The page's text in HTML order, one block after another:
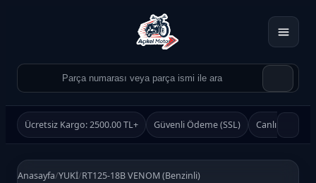
Ücretsiz Kargo: 2500.00 TL+ Güvenli Ödeme (SSL) Canlı Destek
Anasayfa/YUKİ/RT125-18B VENOM (Benzinli)